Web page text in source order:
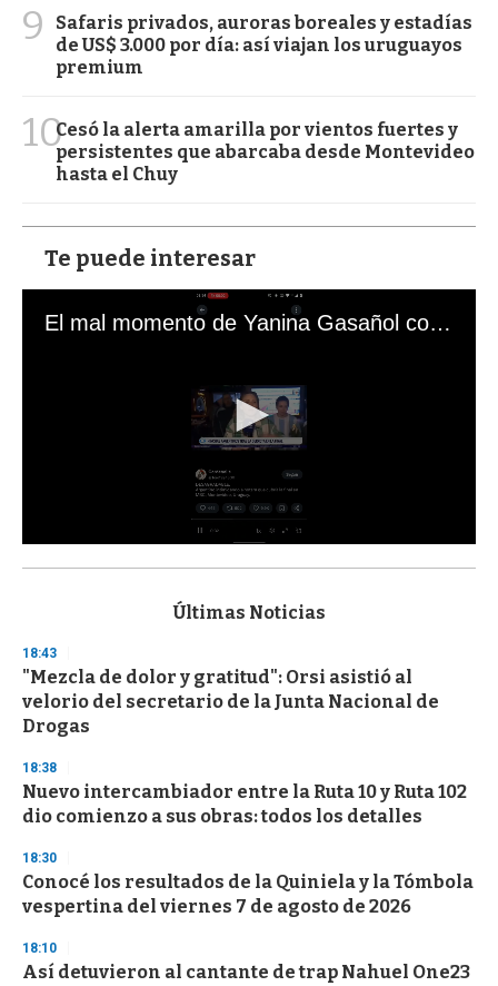
9
Safaris privados, auroras boreales y estadías
de US$ 3.000 por día: así viajan los uruguayos
premium
10Cesó la alerta amarilla por vientos fuertes y
persistentes que abarcaba desde Montevideo
hasta el Chuy
Te puede interesar
El mal momento de Yanina Gasañol con un hincha argentino en "Subrayado"
s
d
s
o
f
3
s
e
c
o
d
s
Últimas Noticias
18:43
"Mezcla de dolor y gratitud": Orsi asistió al
velorio del secretario de la Junta Nacional de
Drogas
18:38
Nuevo intercambiador entre la Ruta 10 y Ruta 102
dio comienzo a sus obras: todos los detalles
18:30
Conocé los resultados de la Quiniela y la Tómbola
vespertina del viernes 7 de agosto de 2026
18:10
Así detuvieron al cantante de trap Nahuel One23